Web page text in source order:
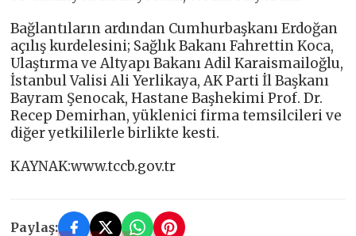
Bağlantıların ardından Cumhurbaşkanı Erdoğan
açılış kurdelesini; Sağlık Bakanı Fahrettin Koca,
Ulaştırma ve Altyapı Bakanı Adil Karaismailoğlu,
İstanbul Valisi Ali Yerlikaya, AK Parti İl Başkanı
Bayram Şenocak, Hastane Başhekimi Prof. Dr.
Recep Demirhan, yüklenici firma temsilcileri ve
diğer yetkililerle birlikte kesti.
KAYNAK:www.tccb.gov.tr
Paylaş: